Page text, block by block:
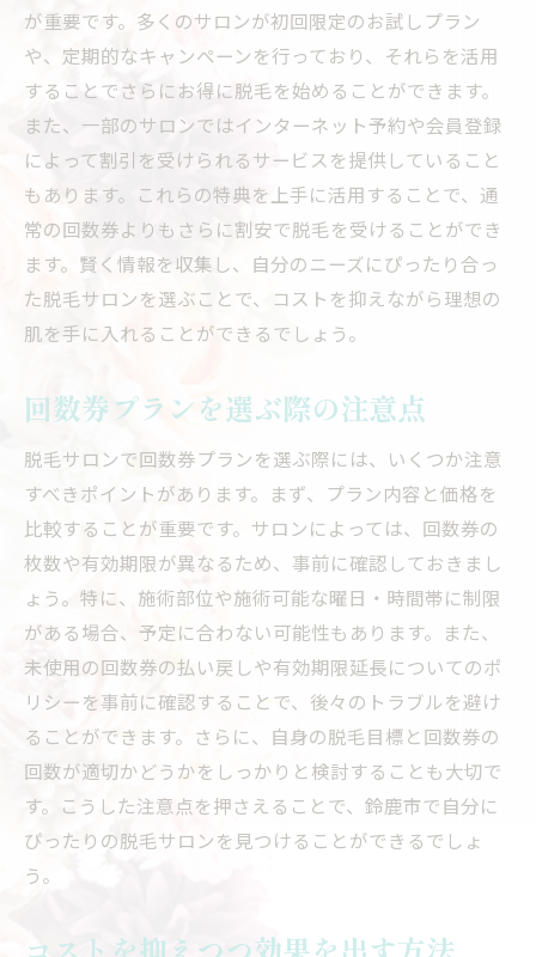
が重要です。多くのサロンが初回限定のお試しプラン
や、定期的なキャンペーンを行っており、それらを活用
することでさらにお得に脱毛を始めることができます。
また、一部のサロンではインターネット予約や会員登録
によって割引を受けられるサービスを提供していること
もあります。これらの特典を上手に活用することで、通
常の回数券よりもさらに割安で脱毛を受けることができ
ます。賢く情報を収集し、自分のニーズにぴったり合っ
た脱毛サロンを選ぶことで、コストを抑えながら理想の
肌を手に入れることができるでしょう。
回数券プランを選ぶ際の注意点
脱毛サロンで回数券プランを選ぶ際には、いくつか注意
すべきポイントがあります。まず、プラン内容と価格を
比較することが重要です。サロンによっては、回数券の
枚数や有効期限が異なるため、事前に確認しておきまし
ょう。特に、施術部位や施術可能な曜日・時間帯に制限
がある場合、予定に合わない可能性もあります。また、
未使用の回数券の払い戻しや有効期限延長についてのポ
リシーを事前に確認することで、後々のトラブルを避け
ることができます。さらに、自身の脱毛目標と回数券の
回数が適切かどうかをしっかりと検討することも大切で
す。こうした注意点を押さえることで、鈴鹿市で自分に
ぴったりの脱毛サロンを見つけることができるでしょ
う。